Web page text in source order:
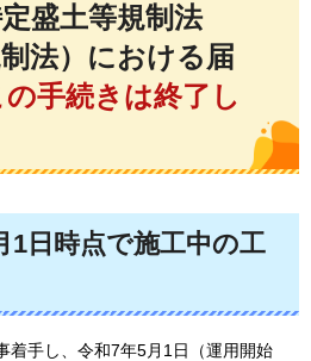
盛土等規制法
制法）における届
の手続きは終了し
1日時点で施工中の工
着手し、令和7年5月1日（運用開始